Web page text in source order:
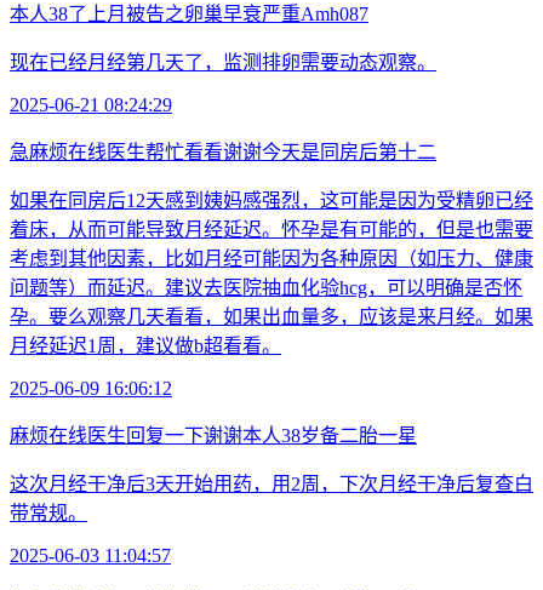
本人38了上月被告之卵巢早衰严重Amh087
现在已经月经第几天了，监测排卵需要动态观察。
2025-06-21 08:24:29
急麻烦在线医生帮忙看看谢谢今天是同房后第十二
如果在同房后12天感到姨妈感强烈，这可能是因为受精卵已经
着床，从而可能导致月经延迟。怀孕是有可能的，但是也需要
考虑到其他因素，比如月经可能因为各种原因（如压力、健康
问题等）而延迟。建议去医院抽血化验hcg，可以明确是否怀
孕。要么观察几天看看，如果出血量多，应该是来月经。如果
月经延迟1周，建议做b超看看。
2025-06-09 16:06:12
麻烦在线医生回复一下谢谢本人38岁备二胎一星
这次月经干净后3天开始用药，用2周，下次月经干净后复查白
带常规。
2025-06-03 11:04:57